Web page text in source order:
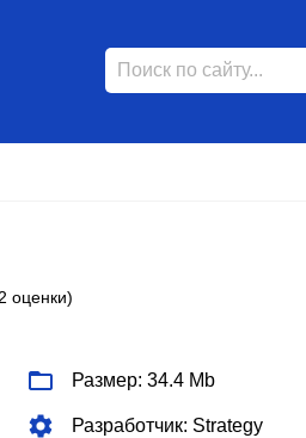
оценки)
Размер: 34.4 Mb
Разработчик: Strategy